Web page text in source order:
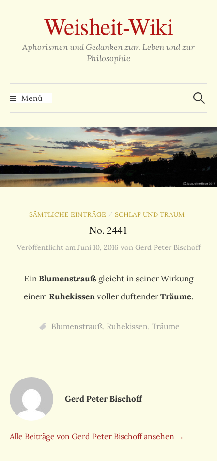
überspringenWeisheit-Wiki
Aphorismen und Gedanken zum Leben und zur
Philosophie
Menü
Suchen
nach:
SÄMTLICHE EINTRÄGE / SCHLAF UND TRAUM
No. 2441
Veröffentlicht am Juni 10, 2016 von Gerd Peter Bischoff
EinBlumenstraußgleicht in seiner Wirkung
einemRuhekissenvoller duftenderTräume.
Blumenstrauß, Ruhekissen, Träume
Gerd Peter Bischoff
Alle Beiträge von Gerd Peter Bischoff ansehen →